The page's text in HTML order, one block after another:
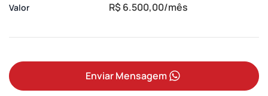
Valor
R$ 6.500,00/mês
Enviar Mensagem